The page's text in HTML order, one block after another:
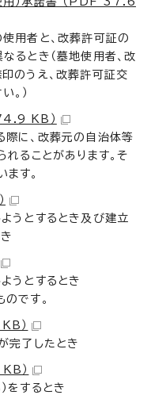
用者と、改葬許可証の
るとき（墓地使用者、改
のうえ、改葬許可証交
。）
KB）
に、改葬元の自治体等
れることがあります。そ
す。
うとするとき及び建立
うとするとき
です。
）
完了したとき
）
をするとき